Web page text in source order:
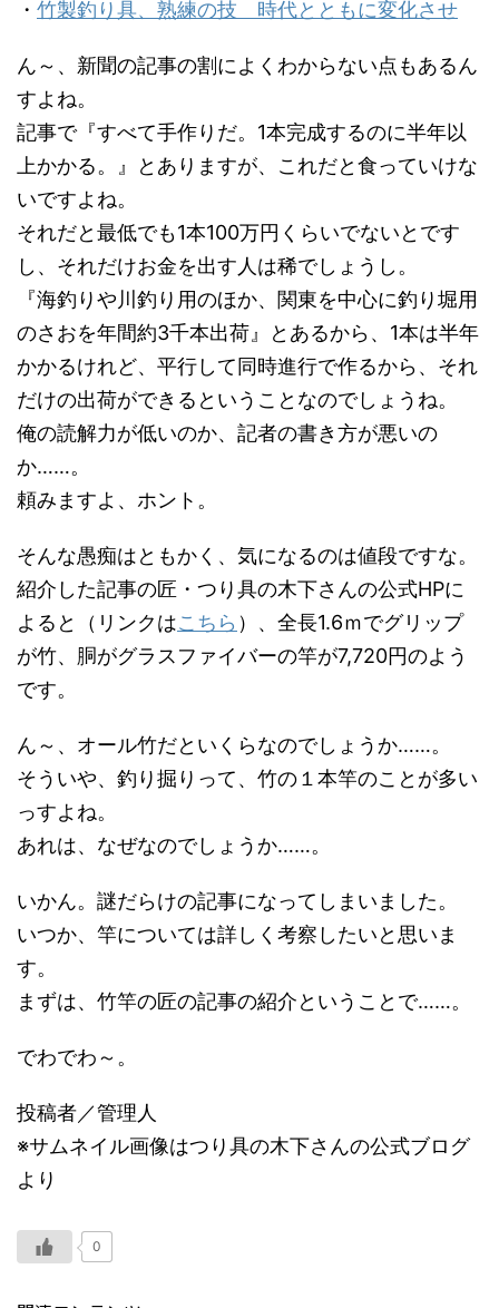
・ 竹製釣り具、熟練の技 時代とともに変化させ
ん～、新聞の記事の割によくわからない点もあるん
すよね。
記事で『すべて手作りだ。1本完成するのに半年以
上かかる。』とありますが、これだと食っていけな
いですよね。
それだと最低でも1本100万円くらいでないとです
し、それだけお金を出す人は稀でしょうし。
『海釣りや川釣り用のほか、関東を中心に釣り堀用
のさおを年間約3千本出荷』とあるから、1本は半年
かかるけれど、平行して同時進行で作るから、それ
だけの出荷ができるということなのでしょうね。
俺の読解力が低いのか、記者の書き方が悪いの
か……。
頼みますよ、ホント。
そんな愚痴はともかく、気になるのは値段ですな。
紹介した記事の匠・つり具の木下さんの公式HPに
よると（リンクはこちら ）、全長1.6ｍでグリップ
が竹、胴がグラスファイバーの竿が7,720円のよう
です。
ん～、オール竹だといくらなのでしょうか……。
そういや、釣り掘りって、竹の１本竿のことが多い
っすよね。
あれは、なぜなのでしょうか……。
いかん。謎だらけの記事になってしまいました。
いつか、竿については詳しく考察したいと思いま
す。
まずは、竹竿の匠の記事の紹介ということで……。
でわでわ～。
投稿者／管理人
※サムネイル画像はつり具の木下さんの公式ブログ
より
0